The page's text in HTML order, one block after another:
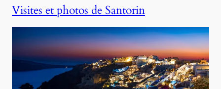
Visites et photos de Santorin